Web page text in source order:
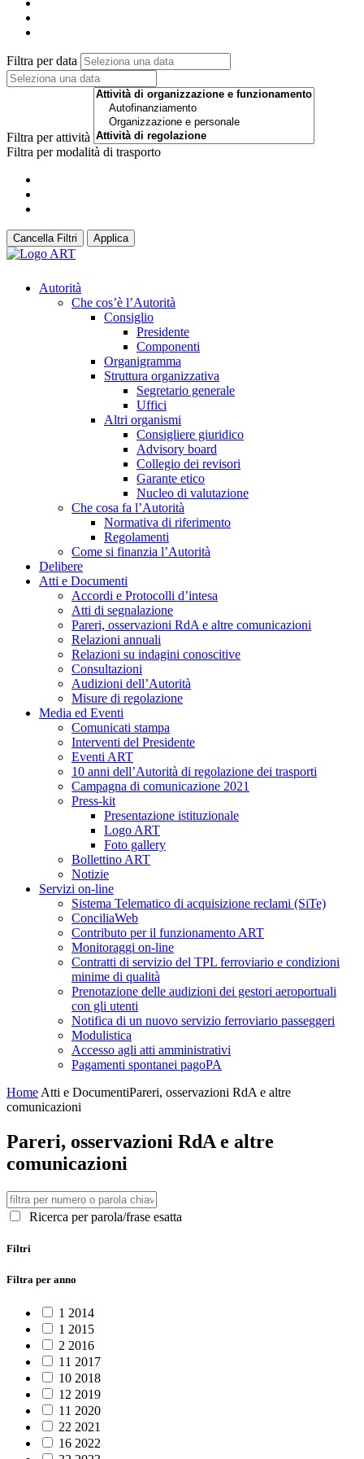
Filtra per data
Filtra per attività
Filtra per modalità di trasporto
Cancella Filtri Applica
Autorità
Che cos’è l’Autorità
Consiglio
Presidente
Componenti
Organigramma
Struttura organizzativa
Segretario generale
Uffici
Altri organismi
Consigliere giuridico
Advisory board
Collegio dei revisori
Garante etico
Nucleo di valutazione
Che cosa fa l’Autorità
Normativa di riferimento
Regolamenti
Come si finanzia l’Autorità
Delibere
Atti e Documenti
Accordi e Protocolli d’intesa
Atti di segnalazione
Pareri, osservazioni RdA e altre comunicazioni
Relazioni annuali
Relazioni su indagini conoscitive
Consultazioni
Audizioni dell’Autorità
Misure di regolazione
Media ed Eventi
Comunicati stampa
Interventi del Presidente
Eventi ART
10 anni dell’Autorità di regolazione dei trasporti
Campagna di comunicazione 2021
Press-kit
Presentazione istituzionale
Logo ART
Foto gallery
Bollettino ART
Notizie
Servizi on-line
Sistema Telematico di acquisizione reclami (SiTe)
ConciliaWeb
Contributo per il funzionamento ART
Monitoraggi on-line
Contratti di servizio del TPL ferroviario e condizioni
minime di qualità
Prenotazione delle audizioni dei gestori aeroportuali
con gli utenti
Notifica di un nuovo servizio ferroviario passeggeri
Modulistica
Accesso agli atti amministrativi
Pagamenti spontanei pagoPA
Home Atti e DocumentiPareri, osservazioni RdA e altre
comunicazioni
Pareri, osservazioni RdA e altre
comunicazioni
Ricerca per parola/frase esatta
Filtri
Filtra per anno
1 2014
1 2015
2 2016
11 2017
10 2018
12 2019
11 2020
22 2021
16 2022